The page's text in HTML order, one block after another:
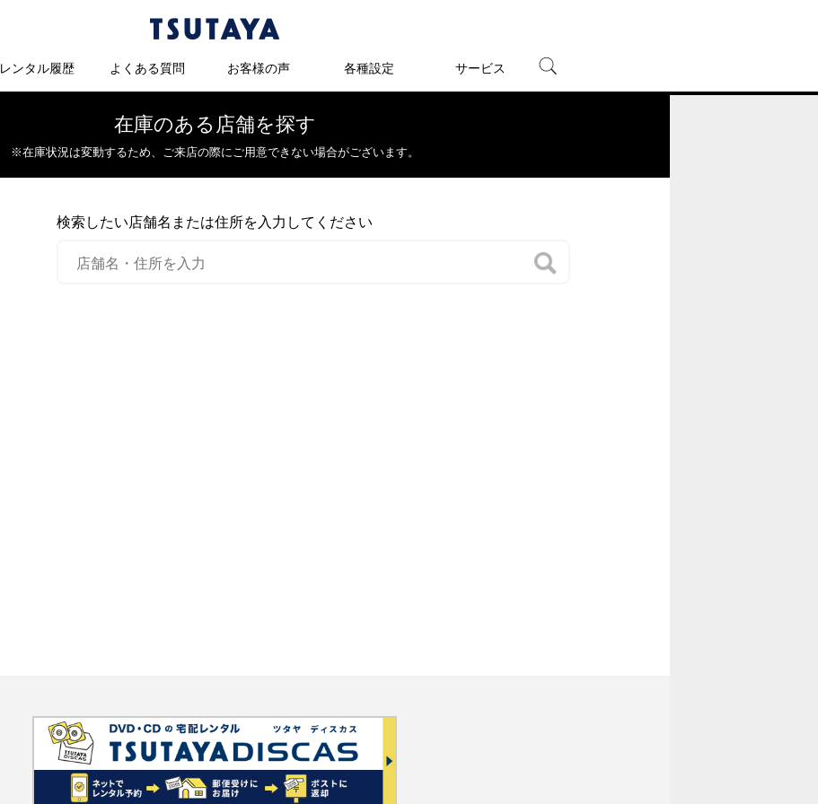
レンタル履歴 よくある質問 お客様の声 各種設定 サービス
在庫のある店舗を探す
※在庫状況は変動するため、 ご来店の際にご用意できない場合がございます。
検索したい店舗名または住所を入力してください